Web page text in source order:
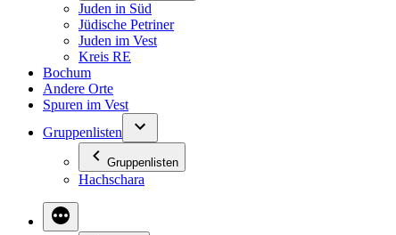
Juden in Süd
Jüdische Petriner
Juden im Vest
Kreis RE
Bochum
Andere Orte
Spuren im Vest
Gruppenlisten
Gruppenlisten
Hachschara